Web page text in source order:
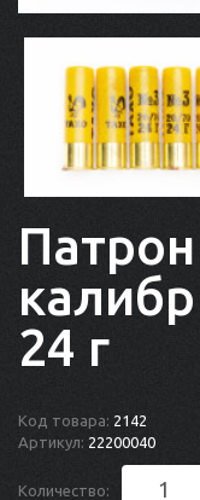
24 г
Код товара: 2142
Артикул: 22200040
Количество: